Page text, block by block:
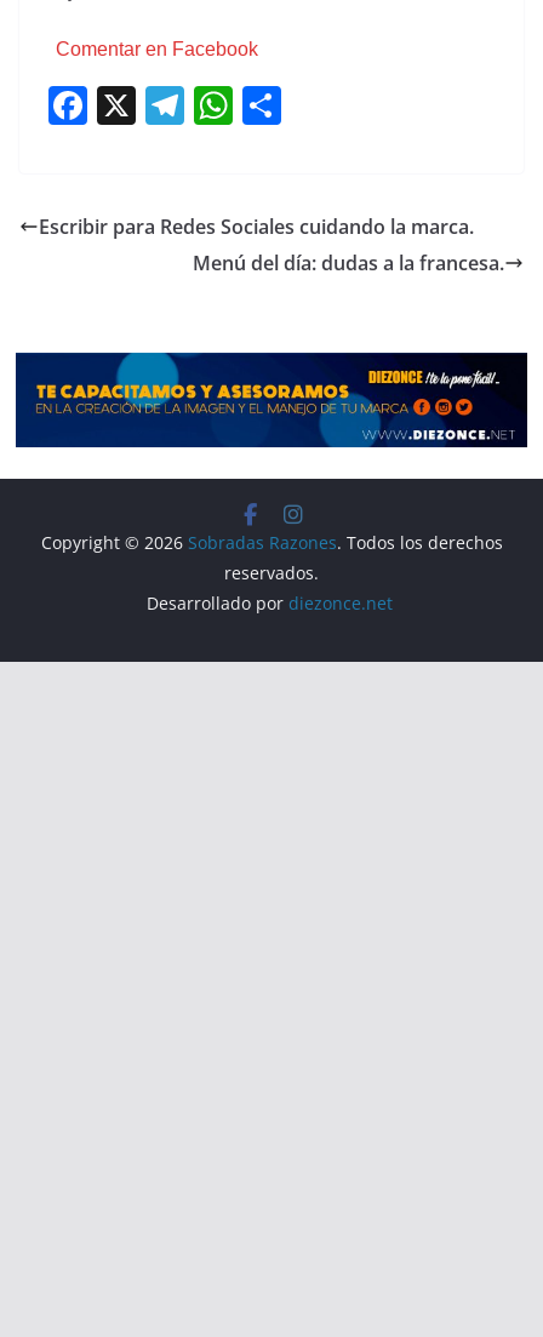
Comentar en Facebook
F
a
e
k
X T
el
gr
a
W
h
s
A
p
ar
Escribir para Redes Sociales cuidando la marca.
Menú del día: dudas a la francesa.
Copyright © 2026 Sobradas Razones. Todos los derechos
reservados.
Desarrollado por diezonce.net